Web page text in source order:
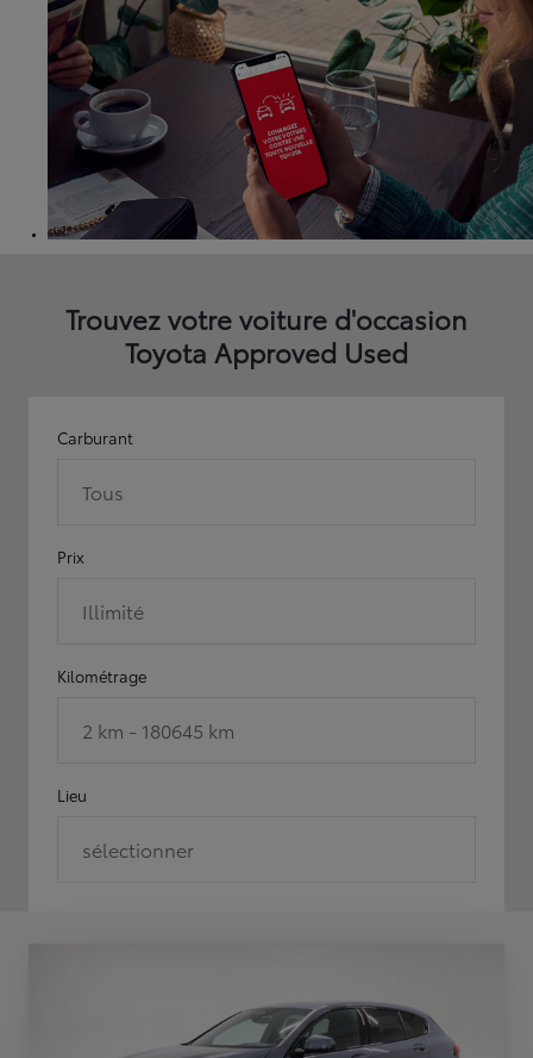
Trouvez votre voiture d'occasion
Toyota Approved Used
Carburant
Tous
Prix
Illimité
Kilométrage
2 km - 180645 km
Lieu
sélectionner